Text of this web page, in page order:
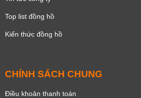
Top list đồng hồ
Kiến thức đồng hồ
CHÍNH SÁCH CHUNG
Điều khoản thanh toán